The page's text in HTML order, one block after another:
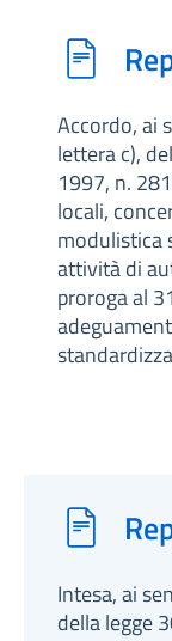
Accordo, ai
lettera c),
1997, n.
locali,
modulistica
attività di
proroga al
Intesa, ai
della legge